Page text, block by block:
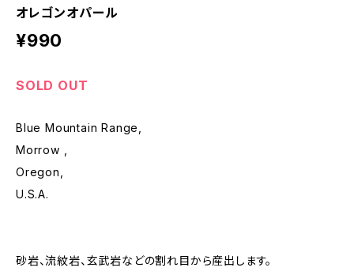
オレゴンオパール
¥990
SOLD OUT
Blue Mountain Range,
Morrow ,
Oregon,
U.S.A.
砂岩、流紋岩、玄武岩などの割れ目から産出します。